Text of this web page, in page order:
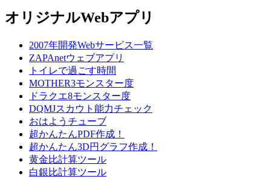
オリジナルWebアプリ
2007年開発Webサービス一覧
ZAPAnetウェブアプリ
トイレで過ごす時間
MOTHER3モンスター度
ドラクエ8モンスター度
DQMJスカウト能力チェック
おはようチューブ
超かんたんPDF作成！
超かんたん3D円グラフ作成！
黄金比計算ツール
白銀比計算ツール